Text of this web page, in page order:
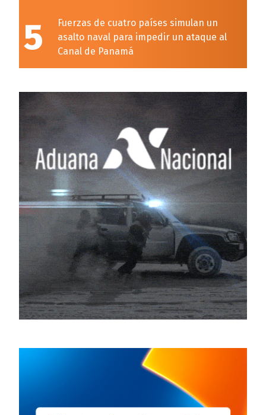
5
Fuerzas de cuatro países simulan un
asalto naval para impedir un ataque al
Canal de Panamá